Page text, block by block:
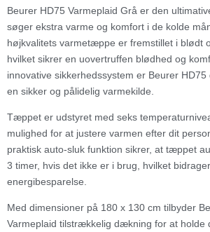
Beurer HD75 Varmeplaid Grå er den
søger ekstra varme og komfort i de kolde
højkvalitets varmetæppe er fremstillet i blødt
hvilket sikrer en uovertruffen blødhed og
innovative sikkerhedssystem er Beurer
en sikker og pålidelig varmekilde.
Tæppet er udstyret med seks
mulighed for at justere varmen efter dit
praktisk auto-sluk funktion sikrer, at tæppet
3 timer, hvis det ikke er i brug, hvilket
energibesparelse.
Med dimensioner på 180 x 130 cm tilbyder
Varmeplaid tilstrækkelig dækning for at holde